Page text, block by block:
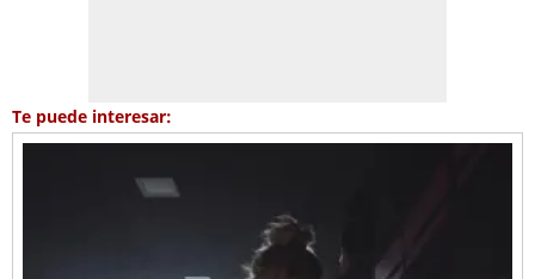
Te puede interesar: